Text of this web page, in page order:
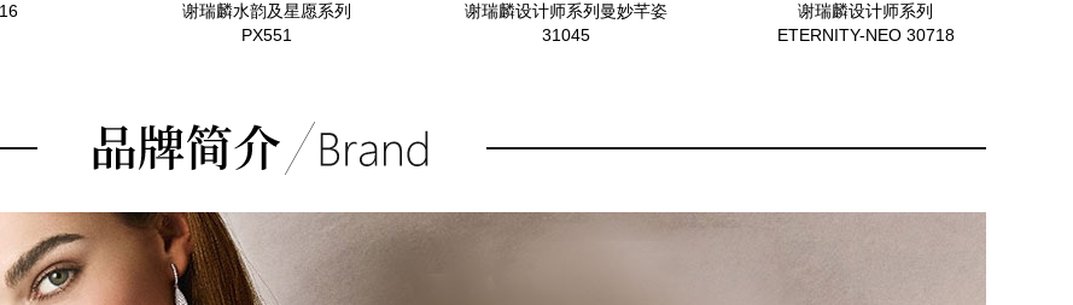
谢瑞麟水韵及星愿系列
PX551
谢瑞麟设计师系列曼妙芊姿
31045
谢瑞麟设计师系列
ETERNITY-NEO 30718